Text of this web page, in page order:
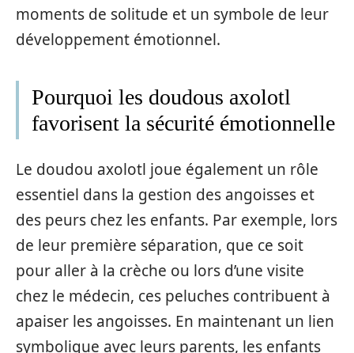
moments de solitude et un symbole de leur
développement émotionnel.
Pourquoi les doudous axolotl
favorisent la sécurité émotionnelle
Le doudou axolotl joue également un rôle
essentiel dans la gestion des angoisses et
des peurs chez les enfants. Par exemple, lors
de leur première séparation, que ce soit
pour aller à la crèche ou lors d’une visite
chez le médecin, ces peluches contribuent à
apaiser les angoisses. En maintenant un lien
symbolique avec leurs parents, les enfants